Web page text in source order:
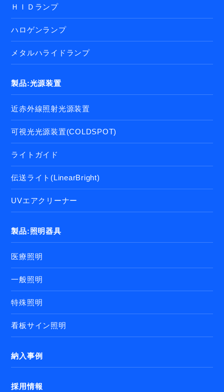
ＨＩＤランプ
ハロゲンランプ
メタルハライドランプ
製品:光源装置
近赤外線照射光源装置
可視光光源装置(COLDSPOT)
ライトガイド
伝送ライト(LinearBright)
UVエアクリーナー
製品:照明器具
医療照明
一般照明
特殊照明
看板サイン照明
納入事例
採用情報